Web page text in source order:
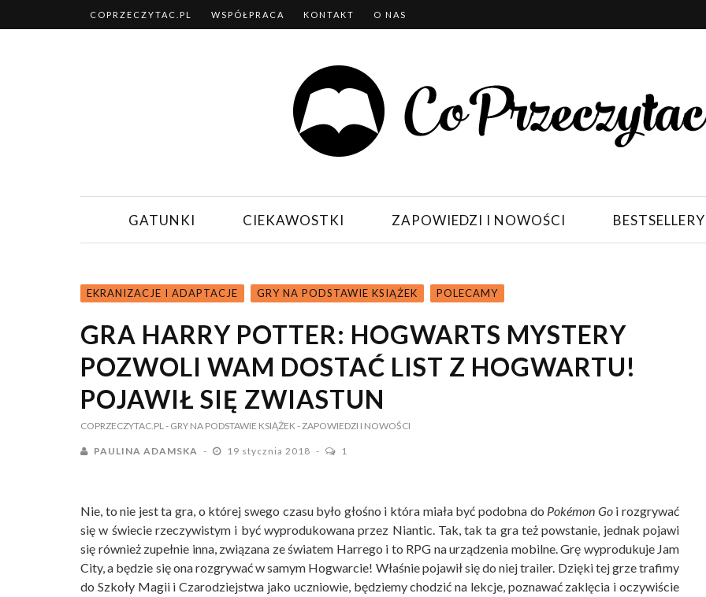
COPRZECZYTAC.PL WSPÓŁPRACA KONTAKT O NAS
GATUNKI CIEKAWOSTKI ZAPOWIEDZI I NOWOŚCI BESTSELLERY
EKRANIZACJE I ADAPTACJE GRY NA PODSTAWIE KSIĄŻEK POLECAMY
GRA HARRY POTTER: HOGWARTS MYSTERY
POZWOLI WAM DOSTAĆ LIST Z HOGWARTU!
POJAWIŁ SIĘ ZWIASTUN
COPRZECZYTAC.PL- GRY NA PODSTAWIE KSIĄŻEK- ZAPOWIEDZI I NOWOŚCI
PAULINA ADAMSKA 19 stycznia 2018 1
Nie, to nie jest ta gra, o której swego czasu było głośno i która miała być podobna do Pokémon Goi rozgrywać
się w świecie rzeczywistym i być wyprodukowana przez Niantic. Tak, tak ta gra też powstanie, jednak pojawi
się również zupełnie inna, związana ze światem Harrego i to RPG na urządzenia mobilne. Grę wyprodukuje Jam
City, a będzie się ona rozgrywać w samym Hogwarcie! Właśnie pojawił się do niej trailer. Dzięki tej grze trafimy
do Szkoły Magii i Czarodziejstwa jako uczniowie, będziemy chodzić na lekcje, poznawać zaklęcia i oczywiście